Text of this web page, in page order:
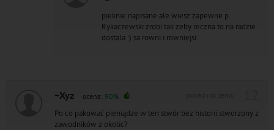
pieknie napisane ale wiesz zapewne p.
Rykaczewski zrobi tak zeby reczna to na radzie
dostala :) sa rowni i rowniejsi
~Xyz ocena: 90%
Po co pakować pieniądze w ten stwór bez historii stworzony z
zawodników z okolic?